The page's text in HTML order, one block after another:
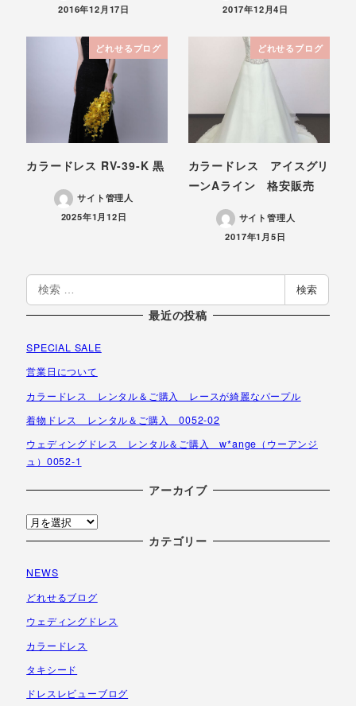
投稿日
2016年12月17日
投稿日
2017年12月4日
どれせるブログ
カラードレス RV-39-K 黒
サイト管理人
投稿日
2025年1月12日
どれせるブログ
カラードレス アイスグリ
ーンAライン 格安販売
サイト管理人
投稿日
2017年1月5日
検
索
検索
最近の投稿
SPECIAL SALE
営業日について
カラードレス レンタル＆ご購入 レースが綺麗なパープル
着物ドレス レンタル＆ご購入 0052-02
ウェディングドレス レンタル＆ご購入 w*ange（ウーアンジ
ュ）0052-1
アーカイブ
ア
ー
イ
ブ
カテゴリー
NEWS
どれせるブログ
ウェディングドレス
カラードレス
タキシード
ドレスレビューブログ